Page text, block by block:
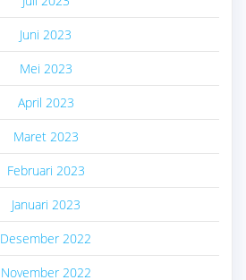
Juni 2023
Mei 2023
April 2023
Maret 2023
Februari 2023
Januari 2023
Desember 2022
November 2022